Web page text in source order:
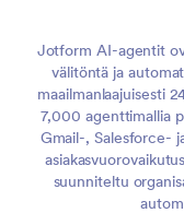
Jotform AI-agentit
välitöntä ja
maailmanlaajuisesti
7,000 agenttimallia
Gmail-, Salesforce-